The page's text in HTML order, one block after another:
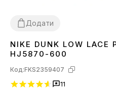
Додати
3637 383940 41
NIKE DUNK LOW LACE
HJ5870-600
Код:FKS2359407
11